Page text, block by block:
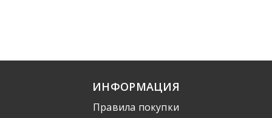
ИНФОРМАЦИЯ
Правила покупки